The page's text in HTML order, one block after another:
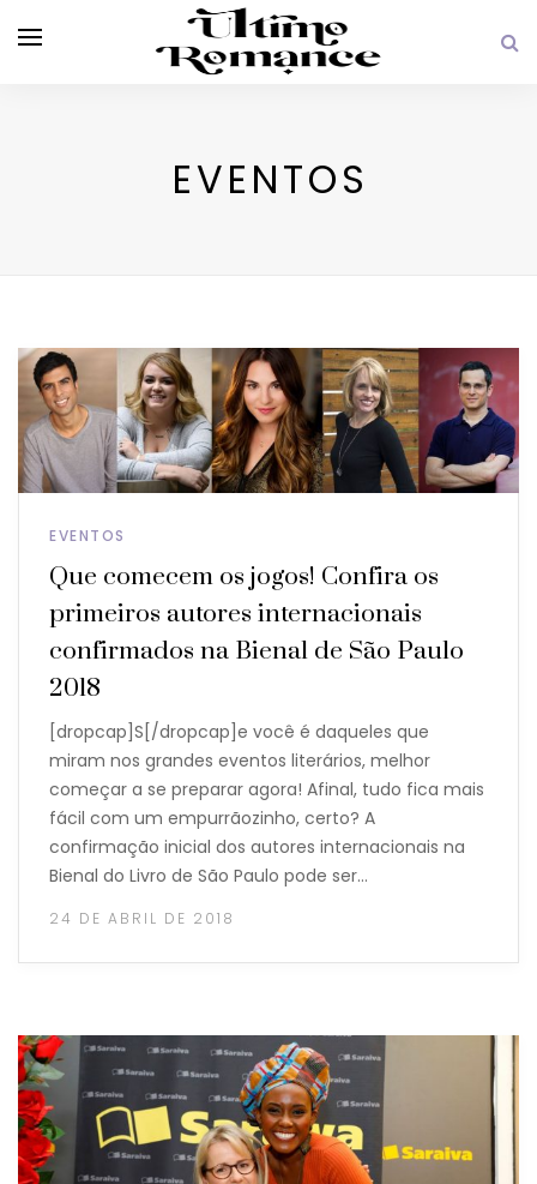
EVENTOS
EVENTOS
Que comecem os jogos! Confira os
primeiros autores internacionais
confirmados na Bienal de São Paulo
2018
[dropcap]S[/dropcap]e você é daqueles que
miram nos grandes eventos literários, melhor
começar a se preparar agora! Afinal, tudo fica mais
fácil com um empurrãozinho, certo? A
confirmação inicial dos autores internacionais na
Bienal do Livro de São Paulo pode ser…
24 DE ABRIL DE 2018